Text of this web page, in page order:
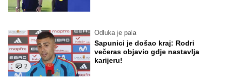
2
Odluka je pala
Sapunici je došao kraj: Rodri
večeras objavio gdje nastavlja
karijeru!